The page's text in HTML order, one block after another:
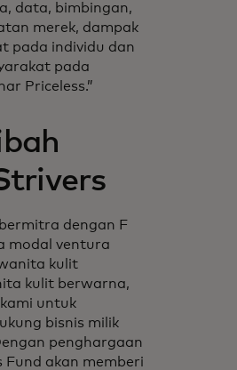
data, bimbingan,
merek, dampak
pada individu dan
pada
Priceless.”
dengan F
a new tab
modal ventura
kulit
kulit berwarna,
untuk
bisnis milik
penghargaan
Fund akan memberi